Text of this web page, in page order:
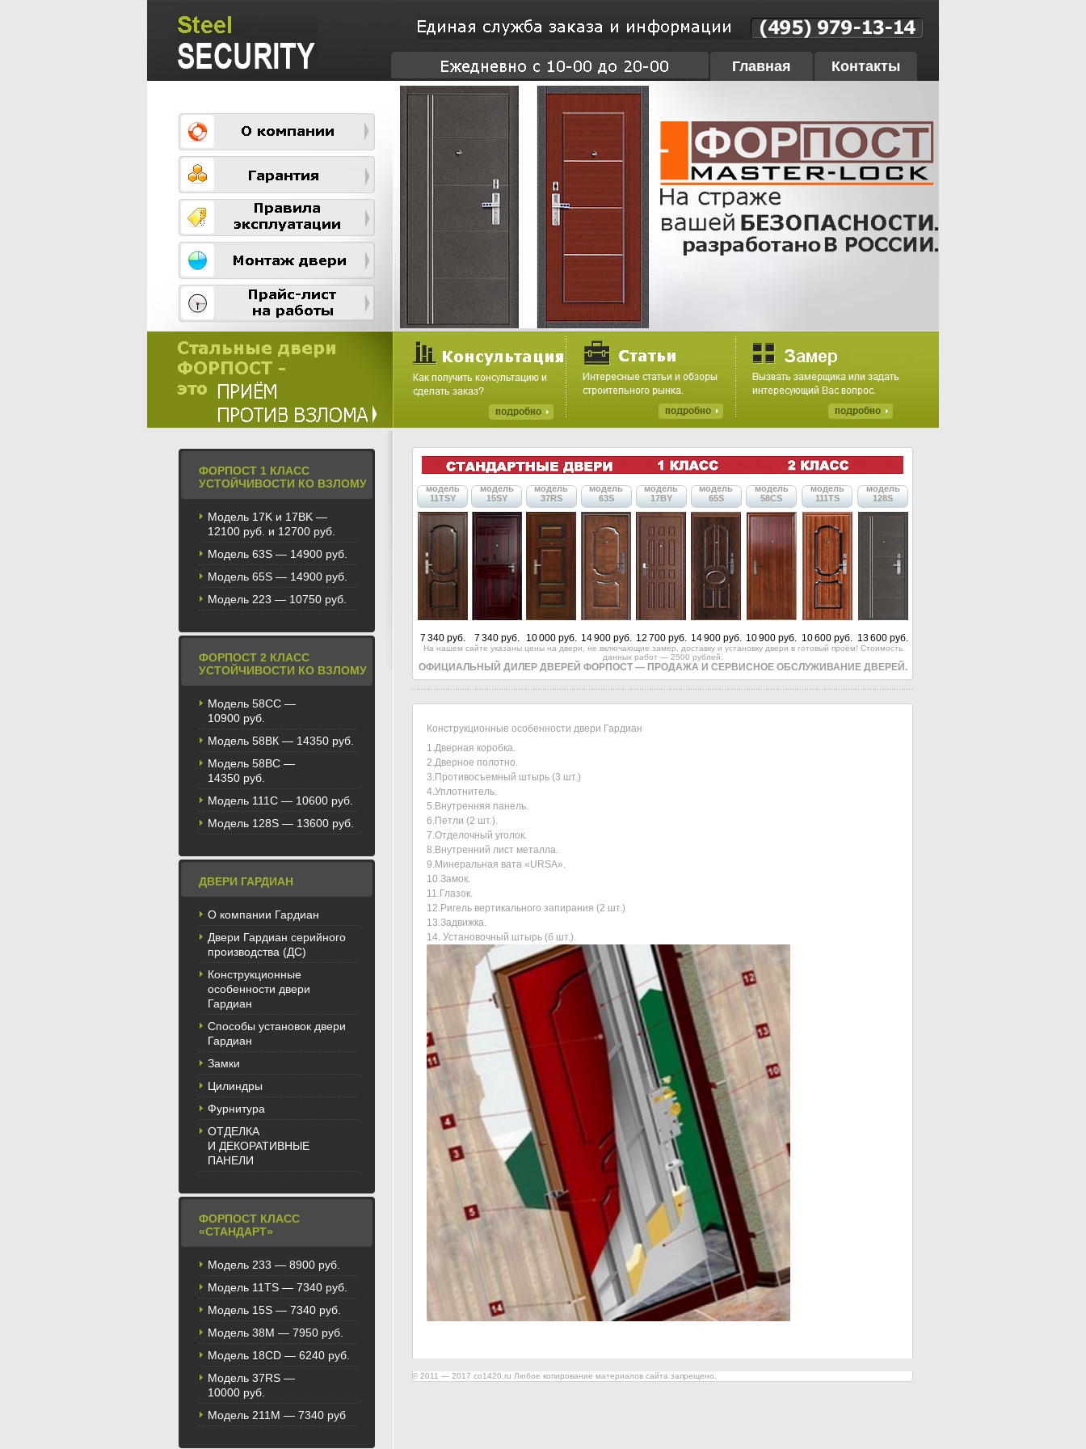
Главная Контакты
ФОРПОСТ 1 КЛАСС
УСТОЙЧИВОСТИ КО ВЗЛОМУ
Модель 17K и 17BK —
12100 руб. и 12700 руб.
Модель 63S — 14900 руб.
Модель 65S — 14900 руб.
Модель 223 — 10750 руб.
ФОРПОСТ 2 КЛАСС
УСТОЙЧИВОСТИ КО ВЗЛОМУ
Модель 58CС —
10900 руб.
Модель 58BК — 14350 руб.
Модель 58ВС —
14350 руб.
Модель 111С — 10600 руб.
Модель 128S — 13600 руб.
ДВЕРИ ГАРДИАН
О компании Гардиан
Двери Гардиан серийного
производства (ДС)
Конструкционные
особенности двери
Гардиан
Способы установок двери
Гардиан
Замки
Цилиндры
Фурнитура
ОТДЕЛКА
И ДЕКОРАТИВНЫЕ
ПАНЕЛИ
ФОРПОСТ КЛАСС
«СТАНДАРТ»
Модель 233 — 8900 руб.
Модель 11TS — 7340 руб.
Модель 15S — 7340 руб.
Модель 38M — 7950 руб.
Модель 18CD — 6240 руб.
Модель 37RS —
10000 руб.
Модель 211М — 7340 руб
модель
11TSY
модель
15SY
модель
37RS
модель
63S
модель
17BY
модель
65S
модель
58CS
модель
111TS
модель
128S
7 340 руб. 7 340 руб. 10 000 руб. 14 900 руб. 12 700 руб. 14 900 руб. 10 900 руб. 10 600 руб. 13 600 руб.
На нашем сайте указаны цены на двери, не включающие замер, доставку и установку двери в готовый проём! Стоимость
данных работ — 2500 рублей.
ОФИЦИАЛЬНЫЙ ДИЛЕР ДВЕРЕЙ ФОРПОСТ — ПРОДАЖА И СЕРВИСНОЕ ОБСЛУЖИВАНИЕ ДВЕРЕЙ.
Конструкционные особенности двери Гардиан
1.Дверная коробка.
2.Дверное полотно.
3.Противосъемный штырь (3 шт.)
4.Уплотнитель.
5.Внутренняя панель.
6.Петли (2 шт.).
7.Отделочный уголок.
8.Внутренний лист металла.
9.Минеральная вата «URSA».
10.Замок.
11.Глазок.
12.Ригель вертикального запирания (2 шт.)
13.Задвижка.
14. Установочный штырь (б шт.).
© 2011 — 2017 co1420.ru Любое копирование материалов сайта запрещено.